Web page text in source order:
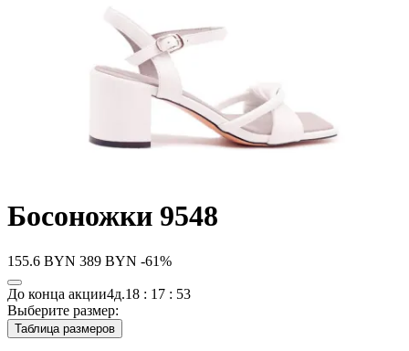
Босоножки 9548
155.6 BYN 389 BYN -61%
До конца акции4д.18 : 17 : 53
Выберите размер:
Таблица размеров